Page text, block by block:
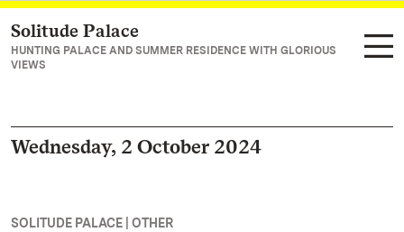
Navigate to main page
Solitude Palace
HUNTING PALACE AND SUMMER RESIDENCE WITH GLORIOUS
VIEWS
Wednesday, 2 October 2024
SOLITUDE PALACE | OTHER